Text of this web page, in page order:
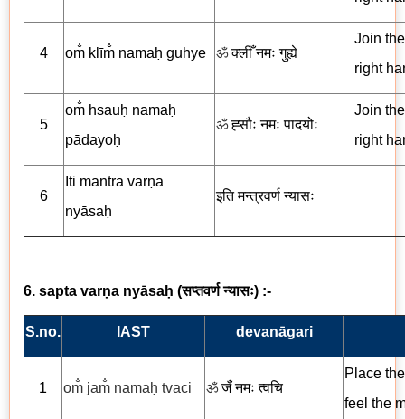
4 om̐ klīm̐ namaḥ guhye ॐक्लीँ नमः गुह्ये
Join
right
5
om̐ hsauḥ namaḥ
pādayoḥ
ॐह्सौः नमः पादयोः
Join
right
6
Iti mantra varṇa
nyāsaḥ
इतिमन्त्रवर्णन्यासः
6. sapta varṇa nyāsaḥ (सप्तवर्ण न्यासः) :-
S.no. IAST devanāgari
1 om̐ jam̐ namaḥ tvaci ॐजँ नमः त्वचि
Place
feel the